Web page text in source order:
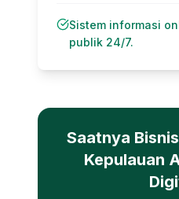
Sistem informasi
publik 24/7.
Saatnya
Kepulauan